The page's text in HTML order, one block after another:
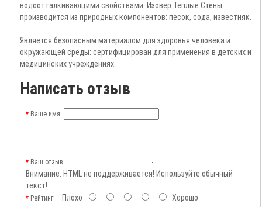
водоотталкивающими свойствами. Изовер Теплые Стены
производится из природных компонентов: песок, сода, известняк.
Является безопасным материалом для здоровья человека и
окружающей среды: сертифицирован для применения в детских и
медицинских учреждениях.
Написать отзыв
Ваше имя:
Ваш отзыв
Внимание: HTML не поддерживается! Используйте обычный
текст!
РейтингПлохо Хорошо